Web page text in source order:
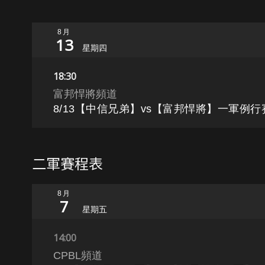
8月
13 星期四
18:30
富邦悍將頻道
8/13【中信兄弟】vs【富邦悍將】一軍例行
二軍賽程表
8月
7 星期五
14:00
CPBL頻道